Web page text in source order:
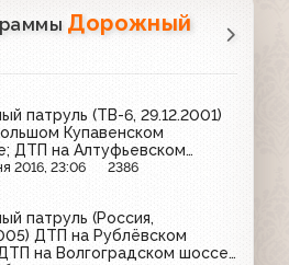
Дорожный
патруль (ТВ-6, 29.12.2001)
Купавенском
ДТП на Алтуфьевском
подозреваемых в
2016, 23:06 2386
патруль (Россия,
ДТП на Рублёвском
на Волгоградском шоссе;